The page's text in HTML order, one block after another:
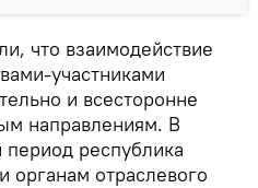
что взаимодействие
участниками
и всесторонне
направлениям. В
период республика
органам отраслевого